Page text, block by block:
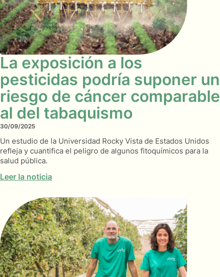
La exposición a los
pesticidas podría suponer un
riesgo de cáncer comparable
al del tabaquismo
30/09/2025
Un estudio de la Universidad Rocky Vista de Estados Unidos
refleja y cuantifica el peligro de algunos fitoquímicos para la
salud pública.
Leer la noticia